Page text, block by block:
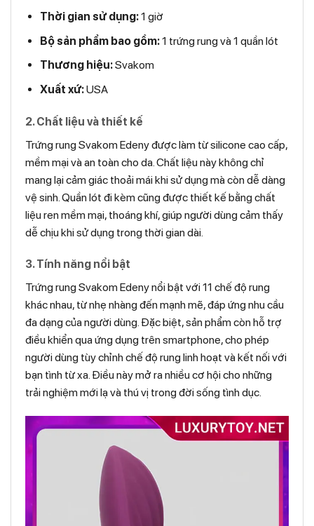
Thời gian sử dụng:1 giờ
Bộ sản phẩm bao gồm:1 trứng rung và 1 quần lót
Thương hiệu:Svakom
Xuất xứ:USA
2. Chất liệu và thiết kế
Trứng rung Svakom Edeny được làm từ silicone cao cấp,
mềm mại và an toàn cho da. Chất liệu này không chỉ
mang lại cảm giác thoải mái khi sử dụng mà còn dễ dàng
vệ sinh. Quần lót đi kèm cũng được thiết kế bằng chất
liệu ren mềm mại, thoáng khí, giúp người dùng cảm thấy
dễ chịu khi sử dụng trong thời gian dài.
3. Tính năng nổi bật
Trứng rung Svakom Edeny nổi bật với 11 chế độ rung
khác nhau, từ nhẹ nhàng đến mạnh mẽ, đáp ứng nhu cầu
đa dạng của người dùng. Đặc biệt, sản phẩm còn hỗ trợ
điều khiển qua ứng dụng trên smartphone, cho phép
người dùng tùy chỉnh chế độ rung linh hoạt và kết nối với
bạn tình từ xa. Điều này mở ra nhiều cơ hội cho những
trải nghiệm mới lạ và thú vị trong đời sống tình dục.